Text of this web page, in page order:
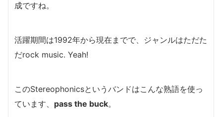
成ですね。
活躍期間は1992年から現在までで、ジャンルはただた
だrock music. Yeah!
このStereophonicsというバンドはこんな熟語を使っ
ています、 pass the buck。